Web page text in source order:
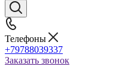
Телефоны
+79788039337
Заказать звонок